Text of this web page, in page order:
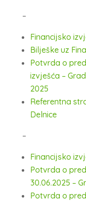
–
Financijsko
Bilješke uz
Potvrda o
izvješća –
2025
Referentna
Delnice
–
Financijsko
Potvrda o
30.06.2025 –
Potvrda o